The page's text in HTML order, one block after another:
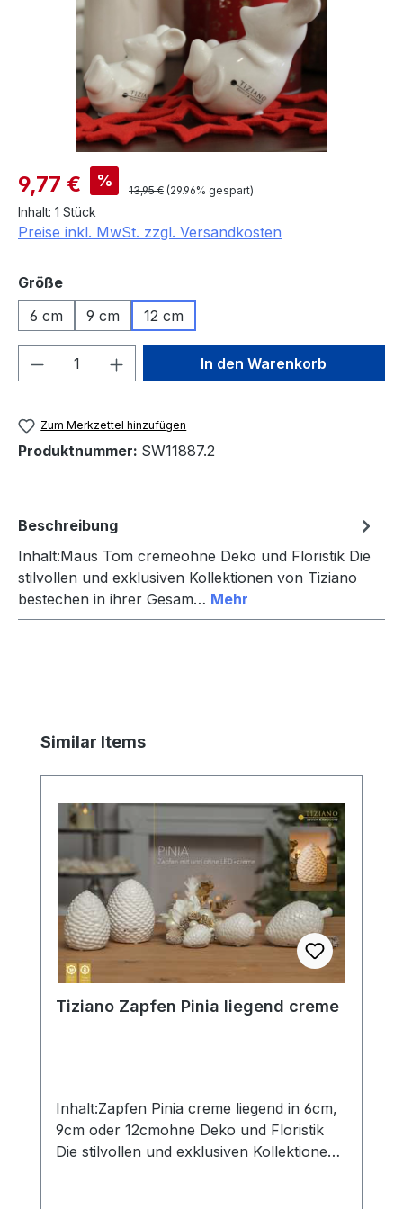
Verkaufspreis:
9,77 € % Regulärer Preis:
13,95 € (29.96% gespart)
Inhalt: 1 Stück
Preise inkl. MwSt. zzgl. Versandkosten
Größeauswählen
6 cm
9 cm 12 cm
Produkt Anzahl: Gib denIn den Warenkorb
Zum Merkzettel hinzufügen
Produktnummer: SW11887.2
Beschreibung
Inhalt:Maus Tom cremeohne Deko und Floristik Die
stilvollen und exklusiven Kollektionen von Tiziano
bestechen in ihrer Gesam… Mehr
Produktgalerie überspringen
Similar Items
Tiziano Zapfen Pinia liegend creme
Inhalt:Zapfen Pinia creme liegend in 6cm,
9cm oder 12cmohne Deko und Floristik
Die stilvollen und exklusiven Kollektionen